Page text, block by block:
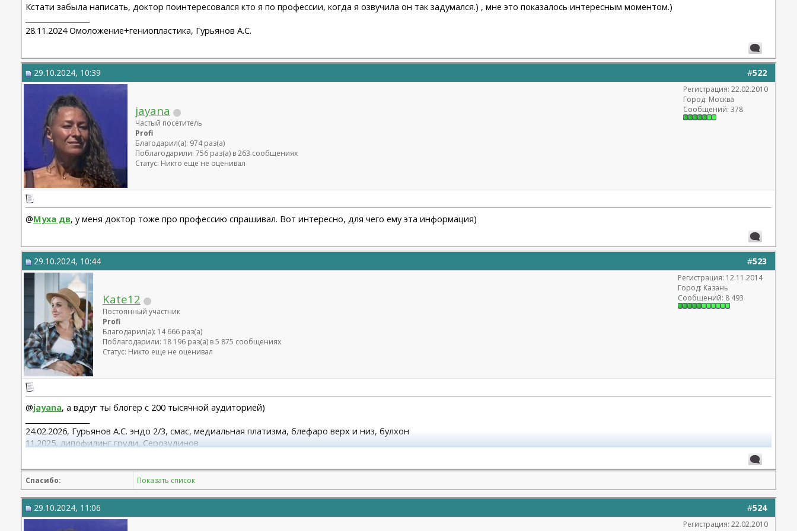
Кстати забыла написать, доктор поинтересовался кто я по профессии, когда я озвучила он так задумался.) , мне это показалось интересным моментом.)
28.11.2024 Омоложение+гениопластика, Гурьянов А.С.
#522
29.10.2024, 10:39
jayana
Частый посетитель
Profi
Благодарил(а): 974 раз(а)
Поблагодарили: 756 раз(а) в 263 сообщениях
Статус: Никто еще не оценивал
Регистрация: 22.02.2010
Город: Москва
Сообщений: 378
@Муха дв, у меня доктор тоже про профессию спрашивал. Вот интересно, для чего ему эта информация)
#523
29.10.2024, 10:44
Kate12
Постоянный участник
Profi
Благодарил(а): 14 666 раз(а)
Поблагодарили: 18 196 раз(а) в 5 875 сообщениях
Статус: Никто еще не оценивал
Регистрация: 12.11.2014
Город: Казань
Сообщений: 8 493
@jayana, а вдруг ты блогер с 200 тысячной аудиторией)
24.02.2026, Гурьянов А.С. эндо 2/3, смас, медиальная платизма, блефаро верх и низ, булхон
11.2025, липофилинг груди, Серозудинов
08.2015, allergan 240, 255. Аврамович А.Г., Клиника СЛ (молодости и красоты)
Спасибо: Показать список
#524
29.10.2024, 11:06
Регистрация: 22.02.2010